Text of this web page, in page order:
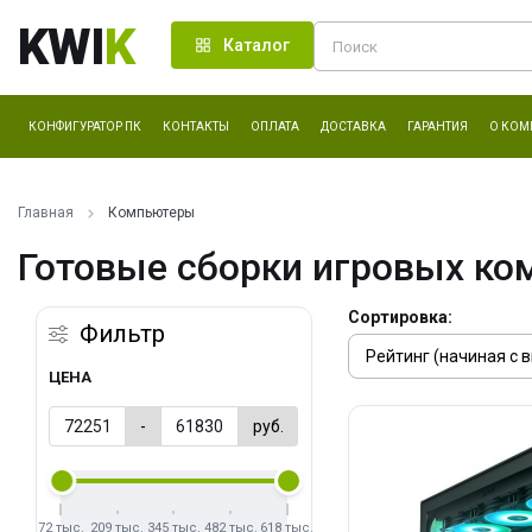
KWIK Каталог
КОНФИГУРАТОР ПК КОНТАКТЫ ОПЛАТА ДОСТАВКА ГАРАНТИЯ О
Главная Компьютеры
Готовые сборки игровых
Фильтр
ЦЕНА
- руб.
72 тыс. 209 тыс. 345 тыс. 482 тыс. 618 тыс.
Сортировка: